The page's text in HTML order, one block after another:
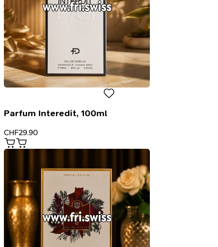
Parfum Interedit, 100ml
CHF29.90